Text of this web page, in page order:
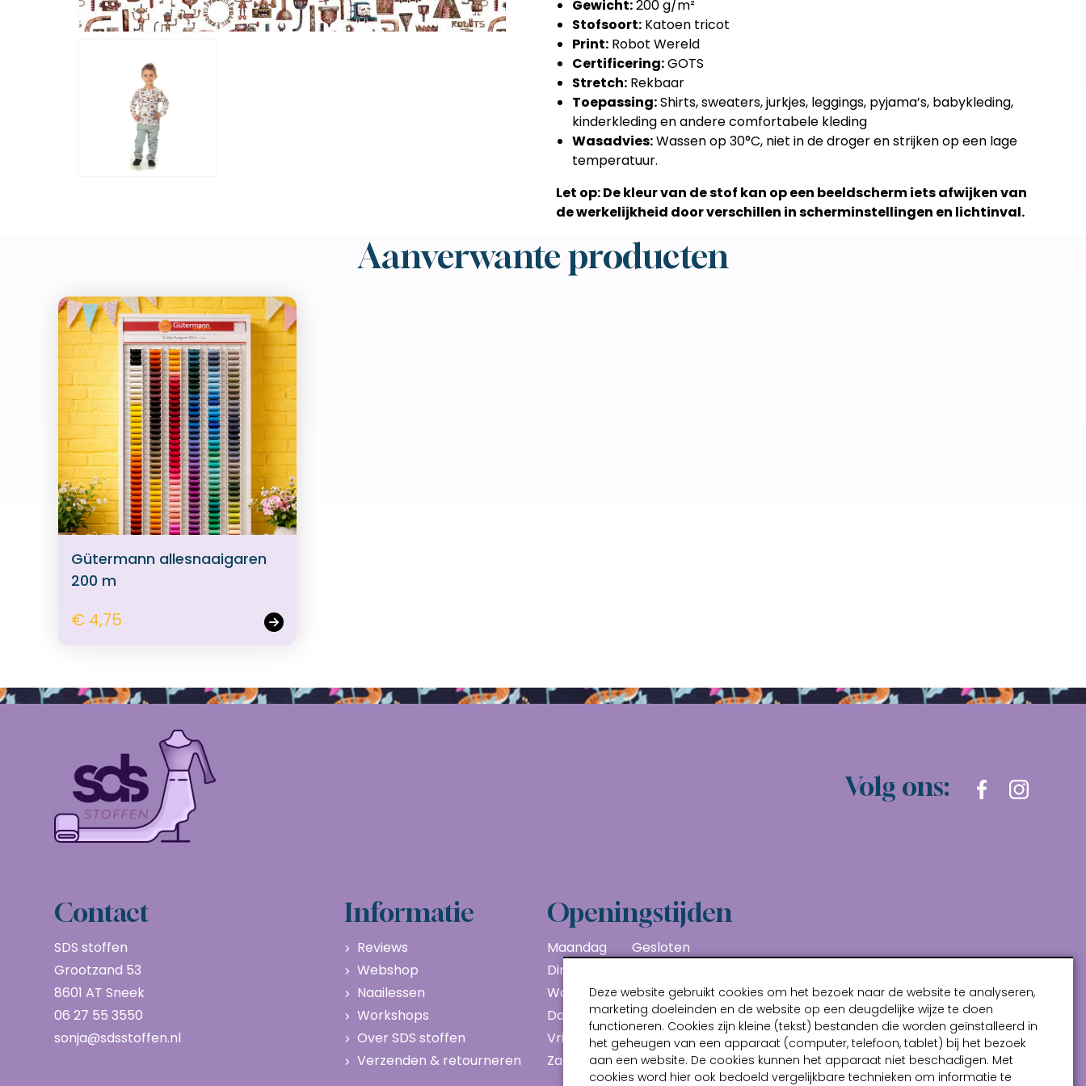
Gewicht:200 g/m²
Stofsoort: Katoen tricot
Print: Robot Wereld
Certificering:GOTS
Stretch: Rekbaar
Toepassing:Shirts, sweaters, jurkjes, leggings, pyjama’s, babykleding,
kinderkleding en andere comfortabele kleding
Wasadvies:Wassen op 30°C, niet in de droger en strijken op een lage
temperatuur.
Let op: De kleur van de stof kan op een beeldscherm iets afwijken van
de werkelijkheid door verschillen in scherminstellingen en lichtinval.
Aanverwante producten
Gütermann allesnaaigaren
200 m
€ 4,75
Volg ons:
Contact
SDS stoffen
Grootzand 53
8601 AT Sneek
06 27 55 3550
sonja@sdsstoffen.nl
Informatie
Reviews
Webshop
Naailessen
Workshops
Over SDS stoffen
Verzenden & retourneren
Openingstijden
Maandag
Gesloten
Dinsdag
Woensdag
10:00 - 17:00
Donderdag
10:00 - 17:00
Vrijdag
10:00 - 17:00
Zaterdag
10:00 - 17:00
Deze website gebruikt cookies om het bezoek naar de website te analyseren,
marketing doeleinden en de website op een deugdelijke wijze te doen
functioneren. Cookies zijn kleine (tekst) bestanden die worden geïnstalleerd in
het geheugen van een apparaat (computer, telefoon, tablet) bij het bezoek
aan een website. De cookies kunnen het apparaat niet beschadigen. Met
cookies word hier ook bedoeld vergelijkbare technieken om informatie te